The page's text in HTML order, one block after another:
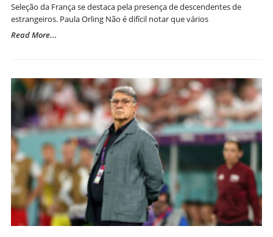
Seleção da França se destaca pela presença de descendentes de
estrangeiros. Paula Orling Não é difícil notar que vários
Read More...